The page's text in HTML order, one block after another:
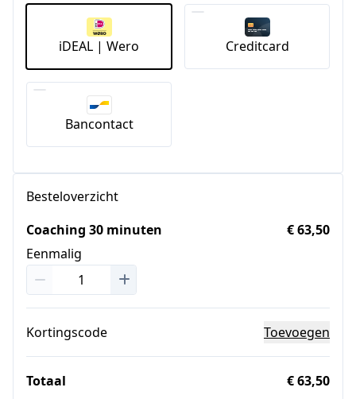
iDEAL | Wero Creditcard
Bancontact
Besteloverzicht
Coaching 30 minuten
Eenmalig
€ 63,50
Kortingscode Toevoegen
Totaal
€ 63,50